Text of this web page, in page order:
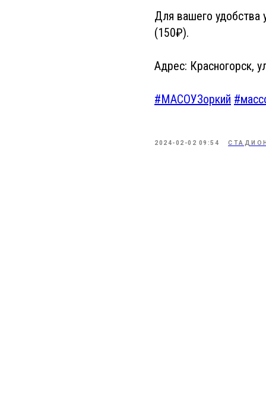
Для вашего удобства
(150₽).
Адрес: Красногорск,
#МАСОУЗоркий
2024-02-02 09:54